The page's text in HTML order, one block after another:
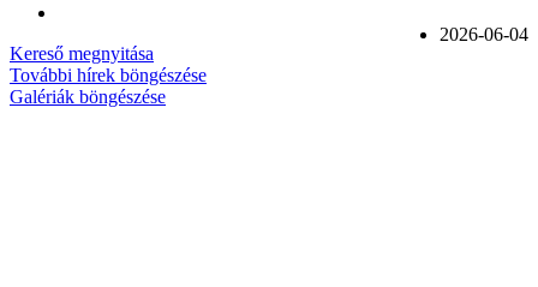
2026-06-04
Kereső megnyitása
További hírek böngészése
Galériák böngészése